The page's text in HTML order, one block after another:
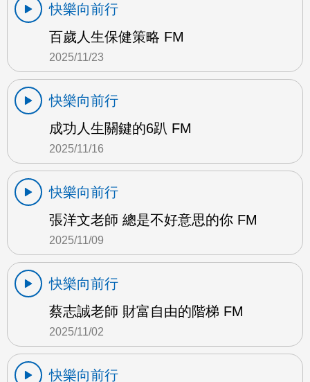
快樂向前行
百歲人生保健策略 FM
2025/11/23
快樂向前行
成功人生關鍵的6趴 FM
2025/11/16
快樂向前行
張洋文老師 總是不好意思的你 FM
2025/11/09
快樂向前行
蔡志誠老師 財富自由的階梯 FM
2025/11/02
快樂向前行